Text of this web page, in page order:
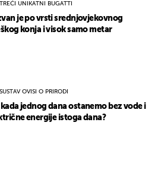
TREĆI UNIKATNI BUGATTI
je po vrsti srednjovjekovnog
konja i visok samo metar
SUSTAV OVISI O PRIRODI
jednog dana ostanemo bez vode i
energije istoga dana?